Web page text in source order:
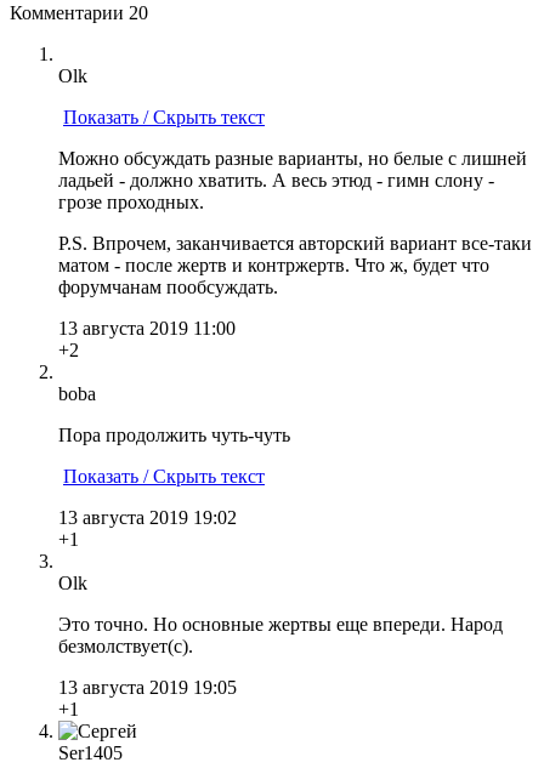
Комментарии 20
Olk
Показать / Скрыть текст
Можно обсуждать разные варианты, но белые с лишней
ладьей - должно хватить. А весь этюд - гимн слону -
грозе проходных.
P.S. Впрочем, заканчивается авторский вариант все-таки
матом - после жертв и контржертв. Что ж, будет что
форумчанам пообсуждать.
13 августа 2019 11:00
+2
boba
Пора продолжить чуть-чуть
Показать / Скрыть текст
13 августа 2019 19:02
+1
Olk
Это точно. Но основные жертвы еще впереди. Народ
безмолствует(с).
13 августа 2019 19:05
+1
Ser1405